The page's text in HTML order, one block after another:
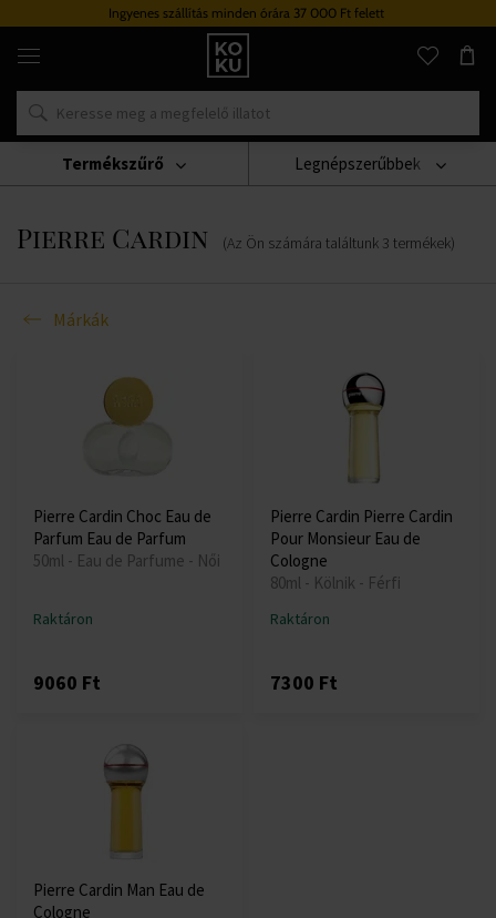
Ingyenes szállítás minden órára 37 000 Ft felett
Eredeti
parfümök
órák
egy
Márkák Pierre Cardin
Pierre Cardin (Az Ön számára találtunk 3 termékek)
Legnépszerűbbek
Márkák
Termékszűrő
Pierre Cardin Choc Eau de
Parfum Eau de Parfum
50ml - Eau de Parfume - Női
Raktáron
9060 Ft
Pierre Cardin Pierre Cardin
Pour Monsieur Eau de
Cologne
80ml - Kölnik - Férfi
Raktáron
7300 Ft
Pierre Cardin Man Eau de
Cologne